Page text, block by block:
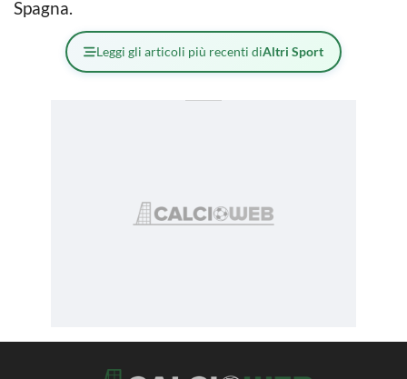
Spagna.
Leggi gli articoli più recenti diAltri Sport